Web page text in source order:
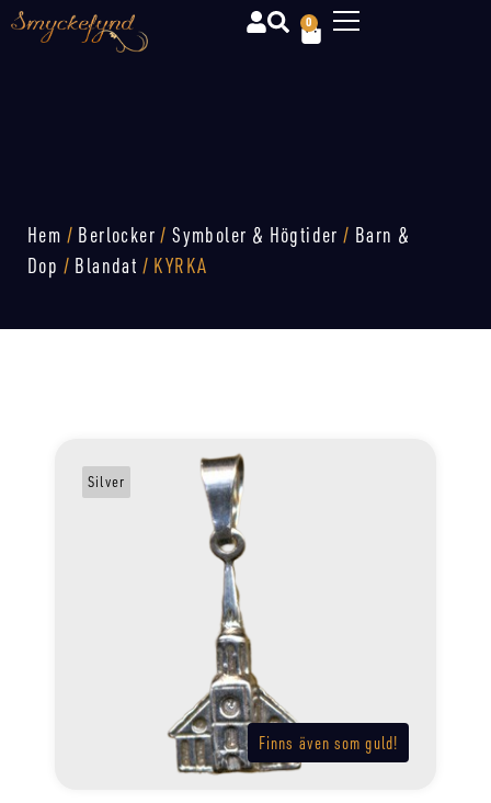
0
Hem / Berlocker /Symboler & Högtider / Barn &
Dop / Blandat / KYRKA
Finns även som guld!
Silver